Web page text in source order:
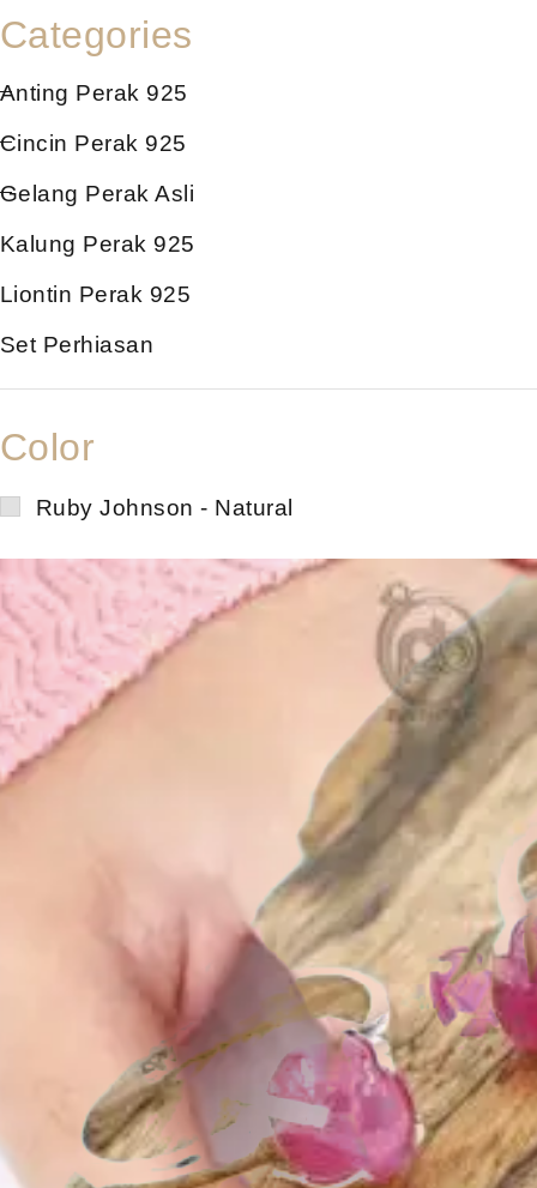
Categories
Anting Perak 925
Cincin Perak 925
Gelang Perak Asli
Kalung Perak 925
Liontin Perak 925
Set Perhiasan
Color
Ruby Johnson - Natural